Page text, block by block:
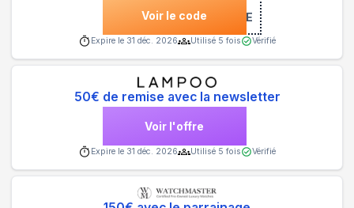
Voir le code***NVENUE
Expire le 31 déc. 2026 Utilisé 5 fois Vérifié
50€ de remise avec la newsletter
Voir l'offre
Expire le 31 déc. 2026 Utilisé 5 fois Vérifié